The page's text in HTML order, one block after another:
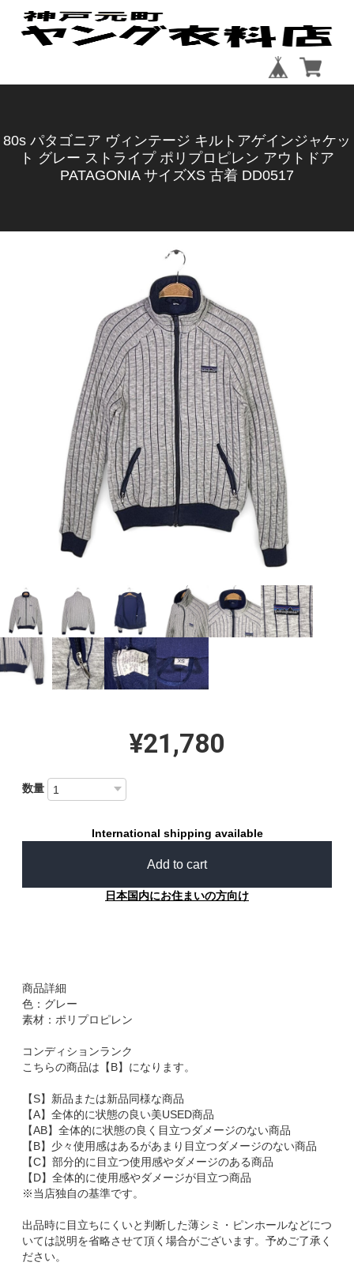
80s パタゴニア ヴィンテージ キルトアゲインジャケッ
ト グレー ストライプ ポリプロピレン アウトドア
PATAGONIA サイズXS 古着 DD0517
¥21,780
数量
International shipping available
Add to cart
日本国内にお住まいの方向け
商品詳細
色：グレー
素材：ポリプロピレン
コンディションランク
こちらの商品は【B】になります。
【S】新品または新品同様な商品
【A】全体的に状態の良い美USED商品
【AB】全体的に状態の良く目立つダメージのない商品
【B】少々使用感はあるがあまり目立つダメージのない商品
【C】部分的に目立つ使用感やダメージのある商品
【D】全体的に使用感やダメージが目立つ商品
※当店独自の基準です。
出品時に目立ちにくいと判断した薄シミ・ピンホールなどにつ
いては説明を省略させて頂く場合がございます。予めご了承く
ださい。